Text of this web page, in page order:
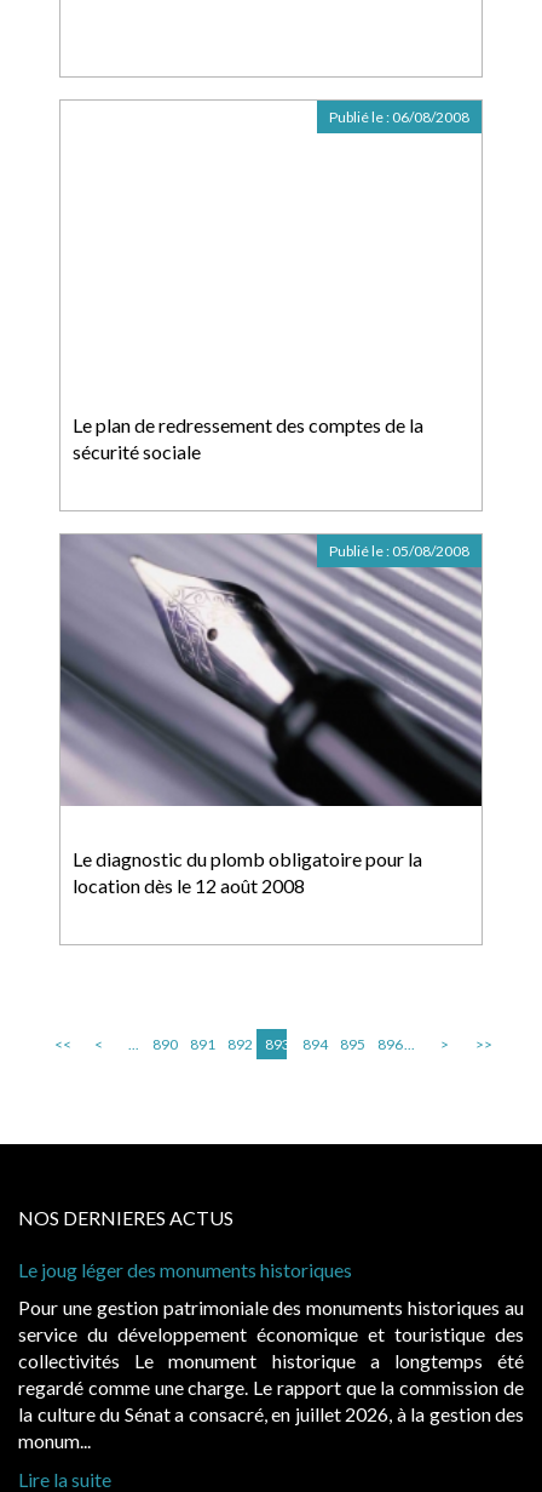
Le plan de redressement des comptes de la
sécurité sociale
Publié le : 06/08/2008
Le diagnostic du plomb obligatoire pour la
location dès le 12 août 2008
Publié le : 05/08/2008
<< < ... 890 891 892 893 894 895 896... > >>
NOS DERNIERES ACTUS
des monuments historiques
gestion patrimoniale des monuments historiques au
du développement économique et touristique des
Le monument historique a longtemps été
comme une charge. Le rapport que la commission de
du Sénat a consacré, en juillet 2026, à la gestion des
également
public,